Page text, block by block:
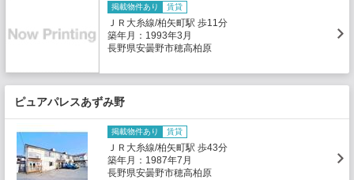
掲載物件あり 賃貸
ＪＲ大糸線/柏矢町駅 歩11分
築年月：1993年3月
長野県安曇野市穂高柏原
ピュアパレスあずみ野
掲載物件あり 賃貸
ＪＲ大糸線/柏矢町駅 歩43分
築年月：1987年7月
長野県安曇野市穂高柏原